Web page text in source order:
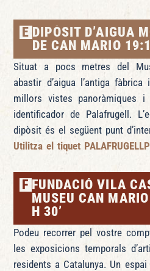
E DIPÒSIT D’AIGUA
DE CAN MARIO
Situat a pocs metres del
abastir d’aigua l’antiga
millors vistes panoràmiques
identificador de Palafrugell.
dipòsit és el següent punt
Utilitza el tiquet
F FUNDACIÓ VILA
MUSEU CAN
H 30’
Podeu recorrer pel vostre
les exposicions temporals
residents a Catalunya. Un